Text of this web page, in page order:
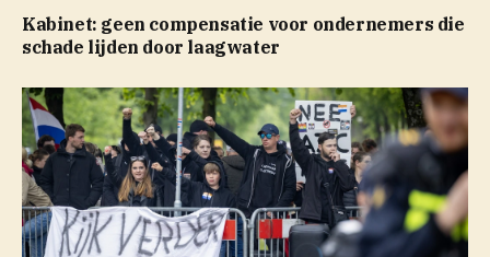
Kabinet: geen compensatie voor ondernemers die
schade lijden door laagwater